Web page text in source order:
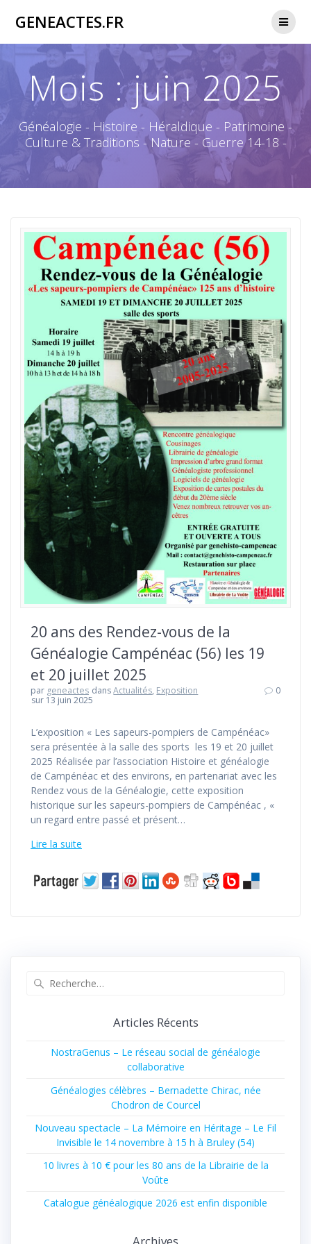
GENEACTES.FR
Mois :juin 2025
Généalogie - Histoire - Héraldique - Patrimoine -
Culture & Traditions - Nature - Guerre 14-18 -
20 ans des Rendez-vous de la
Généalogie Campénéac (56) les 19
et 20 juillet 2025
par geneactes dansActualités, Exposition
sur 13 juin 2025
0
L’exposition « Les sapeurs-pompiers de Campénéac»
sera présentée à la salle des sports les 19 et 20 juillet
2025 Réalisée par l’association Histoire et généalogie
de Campénéac et des environs, en partenariat avec les
Rendez vous de la Généalogie, cette exposition
historique sur les sapeurs-pompiers de Campénéac , «
un regard entre passé et présent…
Lire la suite
Articles Récents
NostraGenus – Le réseau social de généalogie
collaborative
Généalogies célèbres – Bernadette Chirac, née
Chodron de Courcel
Nouveau spectacle – La Mémoire en Héritage – Le Fil
Invisible le 14 novembre à 15 h à Bruley (54)
10 livres à 10 € pour les 80 ans de la Librairie de la
Voûte
Catalogue généalogique 2026 est enfin disponible
Archives